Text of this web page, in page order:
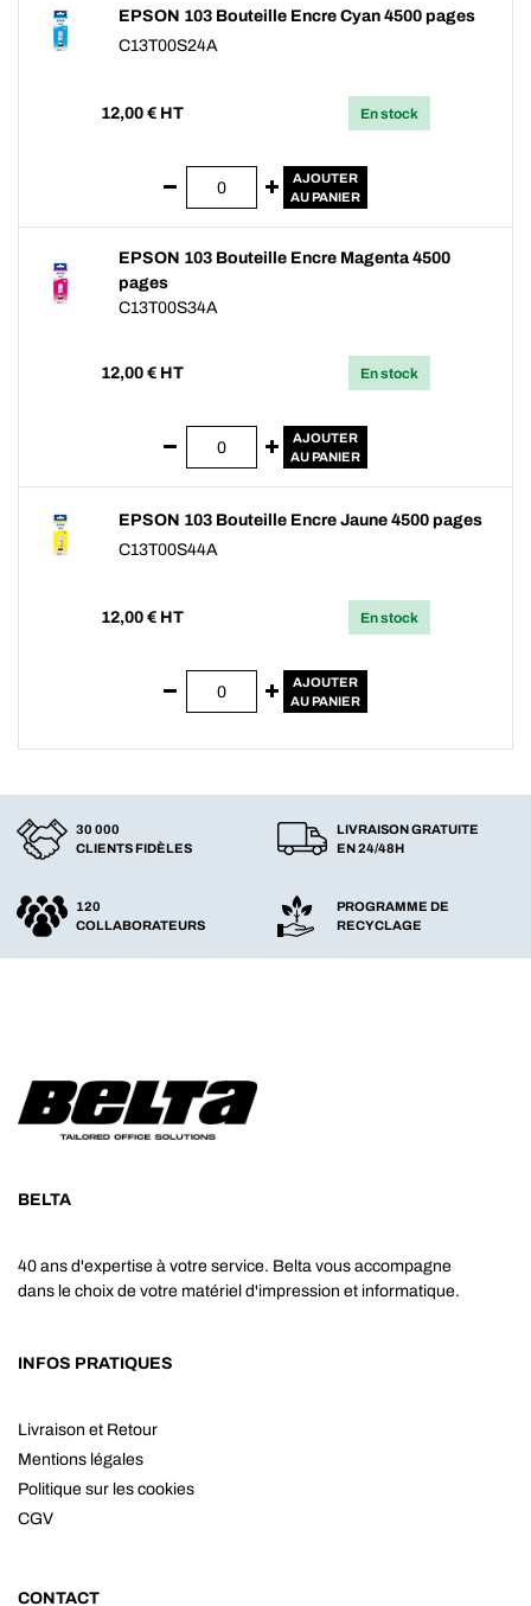
EPSON 103 Bouteille Encre Cyan 4500 pages
C13T00S24A
12,00 € HT En stock
AJOUTER
AU PANIER
EPSON 103 Bouteille Encre Magenta 4500
pages
C13T00S34A
12,00 € HT En stock
AJOUTER
AU PANIER
EPSON 103 Bouteille Encre Jaune 4500 pages
C13T00S44A
12,00 € HT En stock
AJOUTER
AU PANIER
30 000
CLIENTS FIDÈLES
LIVRAISON GRATUITE
EN 24/48H
120
COLLABORATEURS
PROGRAMME DE
RECYCLAGE
BELTA
40 ans d'expertise à votre service. Belta vous accompagne
dans le choix de votre matériel d'impression et informatique.
INFOS PRATIQUES
Livraison et Retour
Mentions légales
Politique sur les cookies
CGV
CONTACT